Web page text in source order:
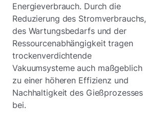
Energieverbrauch. Durch die
Reduzierung des Stromverbrauchs,
des Wartungsbedarfs und der
Ressourcenabhängigkeit tragen
trockenverdichtende
Vakuumsysteme auch maßgeblich
zu einer höheren Effizienz und
Nachhaltigkeit des Gießprozesses
bei.